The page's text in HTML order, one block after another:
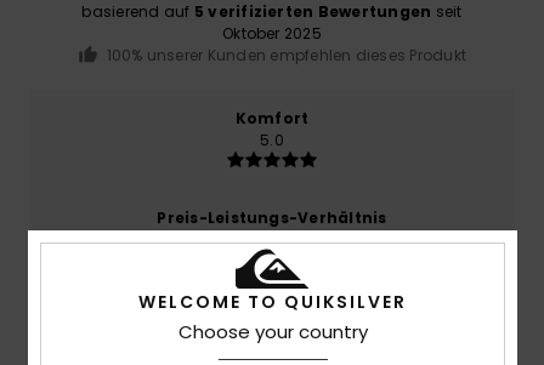
basierend auf 5 verifizierten Bewertungen seit
Oktober 2025
100% unserer Kunden empfehlen dieses Produkt
Komfort
5.0
Preis-Leistungs-Verhältnis
4.6
WELCOME TO QUIKSILVER
Choose your country